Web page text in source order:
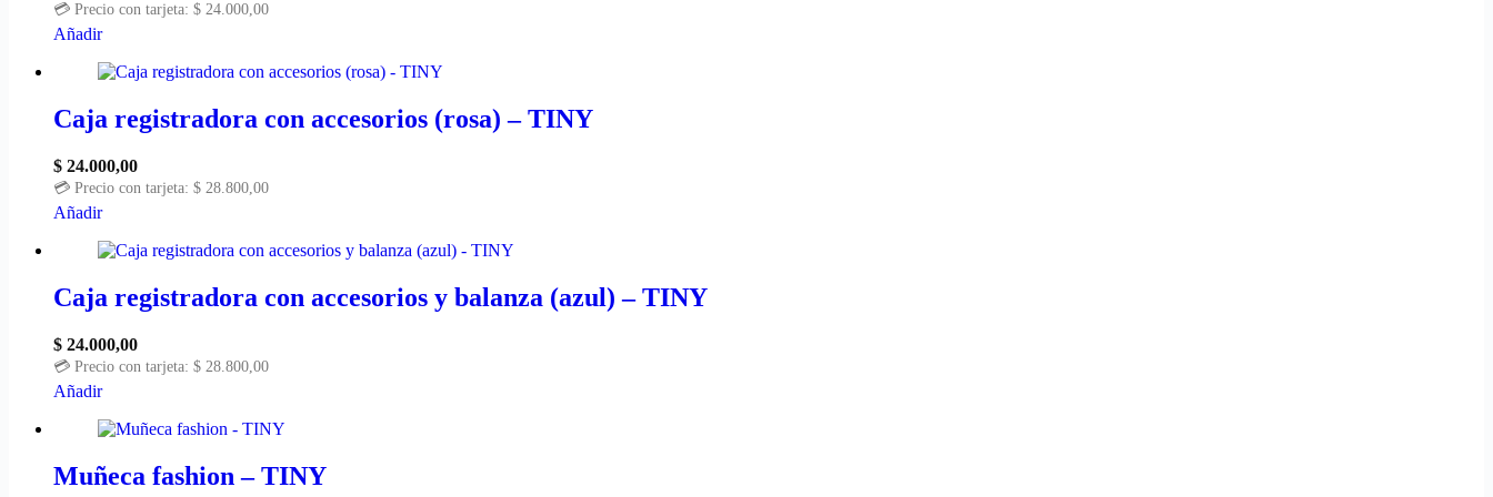
💳 Precio con tarjeta: $ 24.000,00
Añadir
Caja registradora con accesorios (rosa) – TINY
$ 24.000,00
💳 Precio con tarjeta: $ 28.800,00
Añadir
Caja registradora con accesorios y balanza (azul) – TINY
$ 24.000,00
💳 Precio con tarjeta: $ 28.800,00
Añadir
Muñeca fashion – TINY